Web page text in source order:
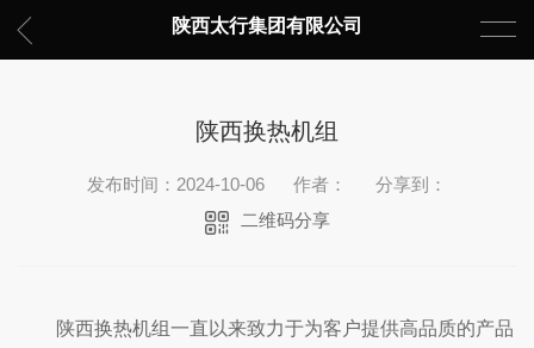
陕西太行集团有限公司
陕西换热机组
发布时间：2024-10-06 作者：
分享到：
二维码分享
陕西换热机组一直以来致力于为客户提供高品质的产品